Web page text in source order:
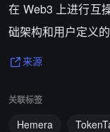
在 Web3 上进行互
础架构和用户定义的
来源
关联标签
Hemera